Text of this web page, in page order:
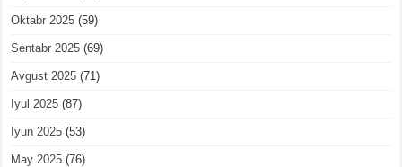
Oktabr 2025 (59)
Sentabr 2025 (69)
Avgust 2025 (71)
Iyul 2025 (87)
Iyun 2025 (53)
May 2025 (76)